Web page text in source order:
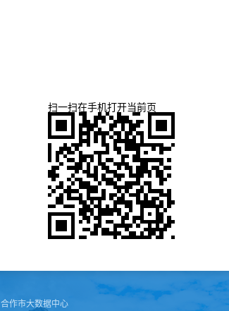
扫一扫在手机打开当前页
合作市大数据中心